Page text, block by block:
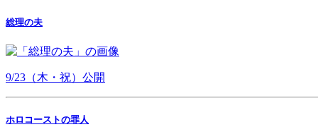
総理の夫
9/23（木・祝）公開
ホロコーストの罪人